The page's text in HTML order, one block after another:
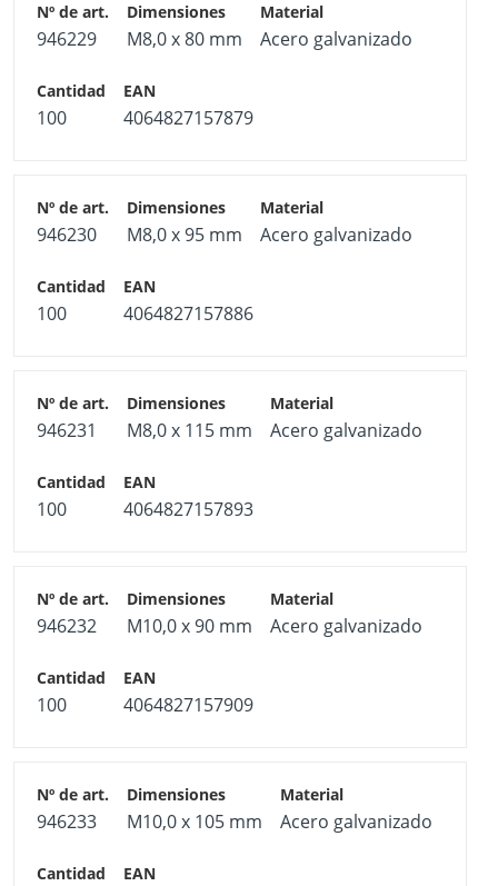
946229 M8,0 x 80 mm Acero galvanizado
100 4064827157879
946230 M8,0 x 95 mm Acero galvanizado
100 4064827157886
946231 M8,0 x 115 mm Acero galvanizado
100 4064827157893
946232 M10,0 x 90 mm Acero galvanizado
100 4064827157909
946233 M10,0 x 105 mm Acero galvanizado